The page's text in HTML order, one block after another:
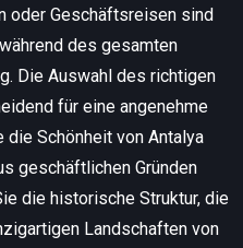
oder Geschäftsreisen sind
des gesamten
Die Auswahl des richtigen
für eine angenehme
die Schönheit von Antalya
geschäftlichen Gründen
die historische Struktur, die
Landschaften von